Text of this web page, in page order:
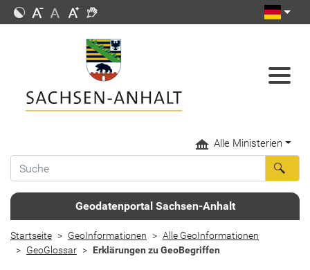
Alle Ministerien
Geodatenportal Sachsen-Anhalt
Startseite GeoInformationen
Alle GeoInformationen
GeoGlossar
Erklärungen zu GeoBegriffen